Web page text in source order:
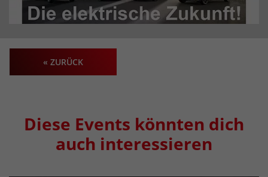
« ZURÜCK
Diese Events könnten dich
auch interessieren